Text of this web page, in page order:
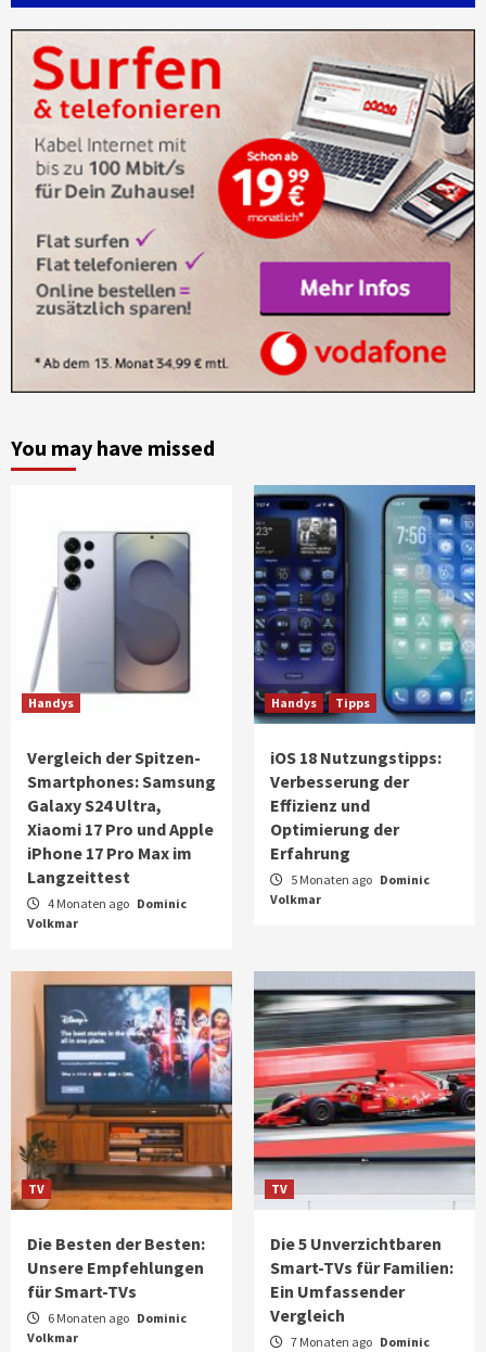
You may have missed
Handys
Vergleich der Spitzen-
Smartphones: Samsung
Galaxy S24 Ultra,
Xiaomi 17 Pro und Apple
iPhone 17 Pro Max im
Langzeittest
4 Monaten ago Dominic
Volkmar
Handys Tipps
iOS 18 Nutzungstipps:
Verbesserung der
Effizienz und
Optimierung der
Erfahrung
5 Monaten ago Dominic
Volkmar
TV
Die Besten der Besten:
Unsere Empfehlungen
für Smart-TVs
6 Monaten ago Dominic
Volkmar
TV
Die 5 Unverzichtbaren
Smart-TVs für Familien:
Ein Umfassender
Vergleich
7 Monaten ago Dominic